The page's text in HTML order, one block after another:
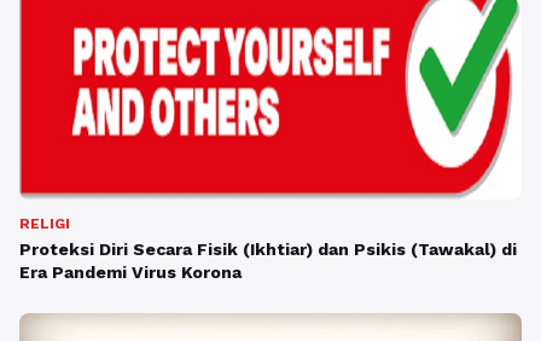
RELIGI
Proteksi Diri Secara Fisik (Ikhtiar) dan Psikis (Tawakal) di
Era Pandemi Virus Korona